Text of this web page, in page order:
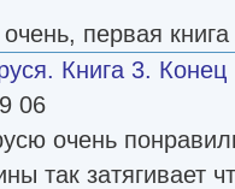
первая
Книга 3. Конец
06
очень
так затягивает